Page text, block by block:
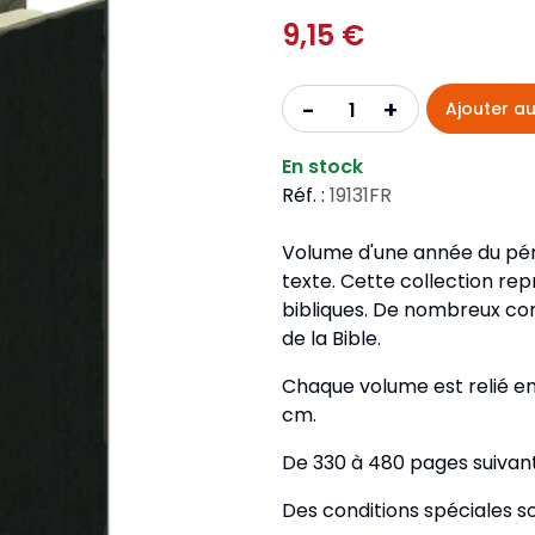
Pour prendre des notes
Collection Fanilo
Collection Par la Main
9,15 €
- + Ajouter
En stock
Réf. : 19131FR
Volume d'une année du
texte. Cette collection
bibliques. De nombreux
de la Bible.
Chaque volume est relié
cm.
De 330 à 480 pages
Des conditions spéciales